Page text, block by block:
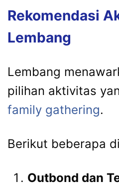
Rekomendasi
Lembang
Lembang
pilihan aktivitas
family gathering.
Berikut beberapa
Outbond dan